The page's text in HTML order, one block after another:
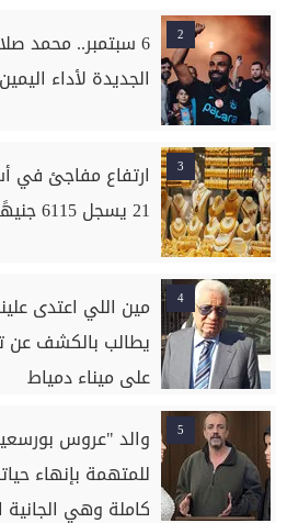
2
6 سبتمبر.. محمد
الجديدة لأداء
3
ارتفاع مفاجئ في
21 يسجل 6115 جنيهًا
4
مين اللي اعتدى
يطالب بالكشف عن
على ميناء دمياط
5
والد "عروس
للمتهمة بإنهاء
كاملة وهي